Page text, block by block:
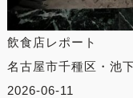
飲食店レポート
名古屋市千種区・池
2026-06-11